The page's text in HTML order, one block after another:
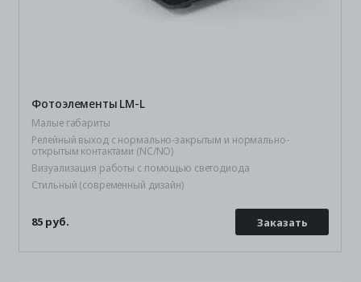
Фотоэлементы LM-L
Малые габариты
Релейный выход с нормально-закрытым и нормально-
открытым контактами (NC/NO)
Визуализация работы с помощью светодиода
Стильный (современный дизайн)
85 руб. Заказать